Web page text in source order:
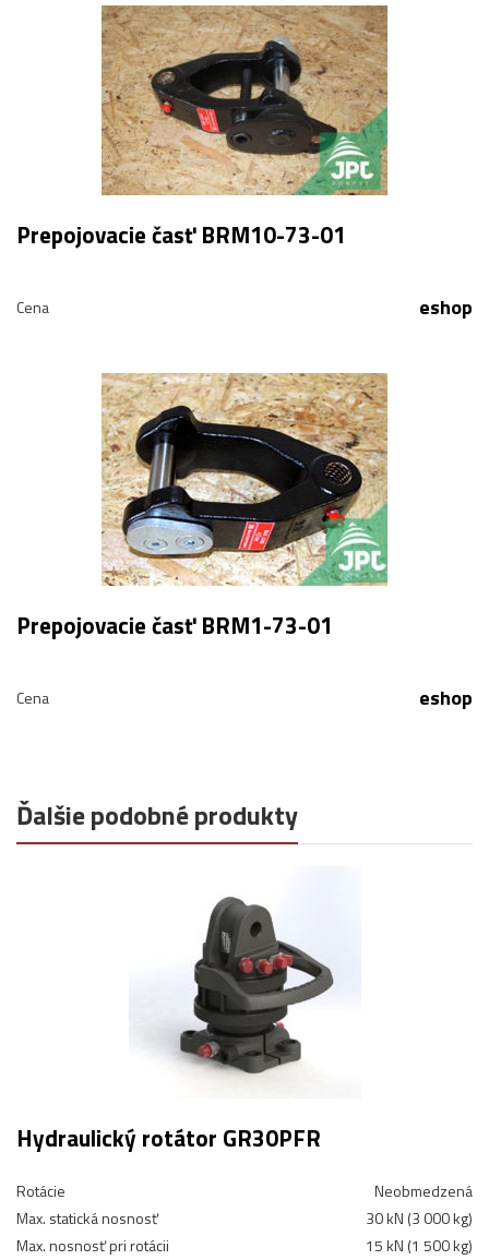
Prepojovacie časť BRM10-73-01
Cena eshop
Prepojovacie časť BRM1-73-01
Cena eshop
Ďalšie podobné produkty
Hydraulický rotátor GR30PFR
Rotácie
Neobmedzená
Max. statická nosnosť
30 kN (3 000 kg)
Max. nosnosť pri rotácii
15 kN (1 500 kg)